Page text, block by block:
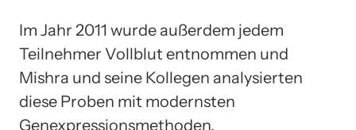
Im Jahr 2011 wurde außerdem jedem
Teilnehmer Vollblut entnommen und
Mishra und seine Kollegen analysierten
diese Proben mit modernsten
Genexpressionsmethoden.